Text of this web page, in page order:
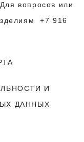
вопросов или
+7 916
И
ДАННЫХ